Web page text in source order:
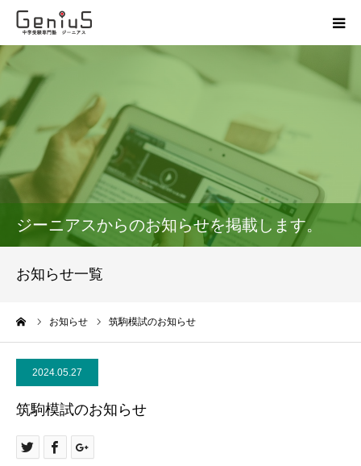
ジーニアスからのお知らせを掲載します。
お知らせ一覧
お知らせ 筑駒模試のお知らせ
2024.05.27
筑駒模試のお知らせ
志望校別特訓
模試
お問い合わせ